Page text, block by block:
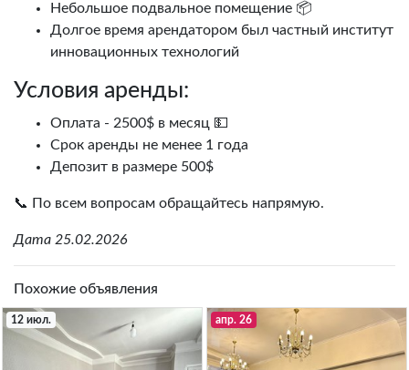
Небольшое подвальное помещение 📦
Долгое время арендатором был частный институт
инновационных технологий
Условия аренды:
Оплата - 2500$ в месяц 💵
Срок аренды не менее 1 года
Депозит в размере 500$
📞 По всем вопросам обращайтесь напрямую.
Дата 25.02.2026
Похожие объявления
12 июл. апр. 26